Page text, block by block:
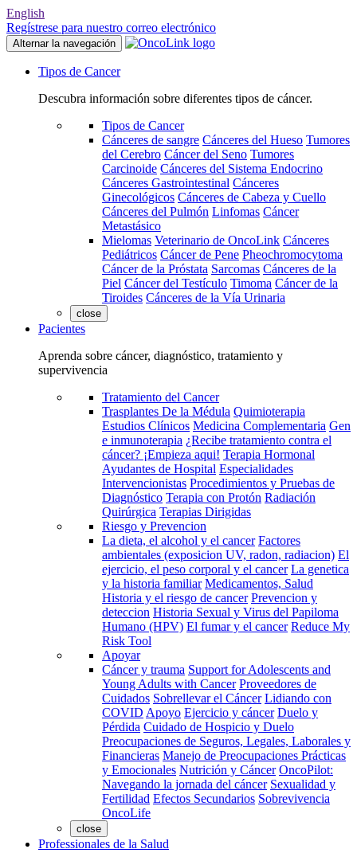
English
Regístrese para nuestro correo electrónico
Alternar la navegación
Tipos de Cancer
Descubra información sobre diferentes tipos de cáncer.
Tipos de Cancer
Cánceres de sangre Cánceres del Hueso Tumores
del Cerebro Cáncer del Seno Tumores
Carcinoide Cánceres del Sistema Endocrino
Cánceres Gastrointestinal Cánceres
Ginecológicos Cánceres de Cabeza y Cuello
Cánceres del Pulmón Linfomas Cáncer
Metastásico
Mielomas Veterinario de OncoLink Cánceres
Pediátricos Cáncer de Pene Pheochromocytoma
Cáncer de la Próstata Sarcomas Cánceres de la
Piel Cáncer del Testículo Timoma Cáncer de la
Tiroides Cánceres de la Vía Urinaria
close
Pacientes
Aprenda sobre cáncer, diagnóstico, tratamiento y
supervivencia
Tratamiento del Cancer
Trasplantes De la Médula Quimioterapia
Estudios Clínicos Medicina Complementaria Gen
e inmunoterapia ¿Recibe tratamiento contra el
cáncer? ¡Empieza aqui! Terapia Hormonal
Ayudantes de Hospital Especialidades
Intervencionistas Procedimientos y Pruebas de
Diagnóstico Terapia con Protón Radiación
Quirúrgica Terapias Dirigidas
Riesgo y Prevencion
La dieta, el alcohol y el cancer Factores
ambientales (exposicion UV, radon, radiacion) El
ejercicio, el peso corporal y el cancer La genetica
y la historia familiar Medicamentos, Salud
Historia y el riesgo de cancer Prevencion y
deteccion Historia Sexual y Virus del Papiloma
Humano (HPV) El fumar y el cancer Reduce My
Risk Tool
Apoyar
Cáncer y trauma Support for Adolescents and
Young Adults with Cancer Proveedores de
Cuidados Sobrellevar el Cáncer Lidiando con
COVID Apoyo Ejercicio y cáncer Duelo y
Pérdida Cuidado de Hospicio y Duelo
Preocupaciones de Seguros, Legales, Laborales y
Financieras Manejo de Preocupaciones Prácticas
y Emocionales Nutrición y Cáncer OncoPilot:
Navegando la jornada del cáncer Sexualidad y
Fertilidad Efectos Secundarios Sobrevivencia
OncoLife
close
Professionales de la Salud